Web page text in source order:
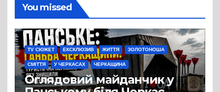
You missed
TV СЮЖЕТ ЕКСКЛЮЗИВ ЖИТТЯ ЗОЛОТОНОША
СМІТТЯ У ЧЕРКАСАХ ЧЕРКАЩИНА
Оглядовий майданчик у